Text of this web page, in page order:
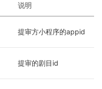
说明
提审方小程序的appid
提审的剧目id